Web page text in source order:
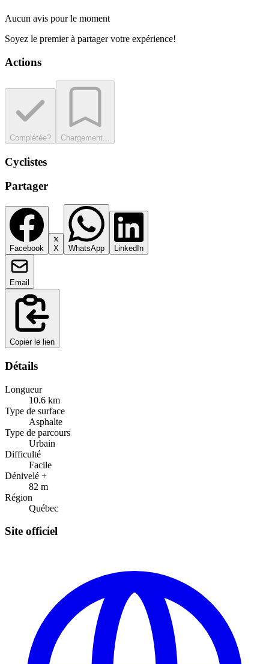
Aucun avis pour le moment
Soyez le premier à partager votre expérience!
Actions
Complétée? Chargement...
Cyclistes
Partager
Facebook X WhatsApp LinkedIn
Email
Copier le lien
Détails
Longueur
10.6 km
Type de surface
Asphalte
Type de parcours
Urbain
Difficulté
Facile
Dénivelé +
82 m
Région
Québec
Site officiel